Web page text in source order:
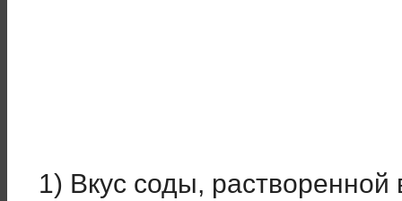
1) Вкус соды, растворенной